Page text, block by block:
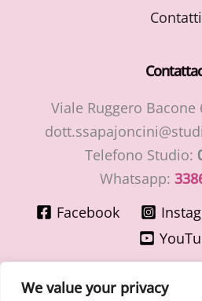
We value your privacy
Contatti
Viale Ruggero Bacone
Telefono Studio:
Whatsapp:
Facebook